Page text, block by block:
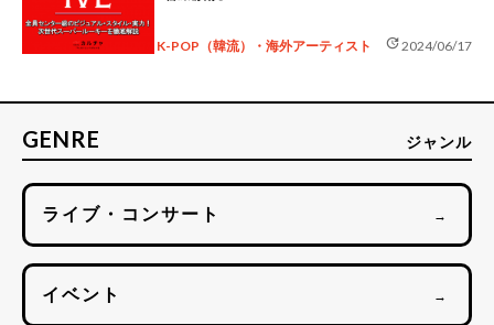
K-POP（韓流）・海外アーティスト update2024/06/17
GENRE ジャンル
ライブ・コンサート →
イベント →